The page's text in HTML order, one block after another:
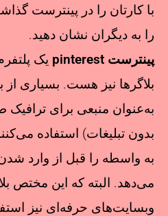
با کارتان را در پینترست
را به دیگران نشان دهید.
پینترست pinterest
یک
بلاگرها نیز هست. بسیاری از
به‌عنوان منبعی برای ترافیک
بدون تبلیغات) استفاده
به واسطه را قبل از وارد
می‌دهد. البته که این مختص
وبسایت‌های حرفه‌ای نیز